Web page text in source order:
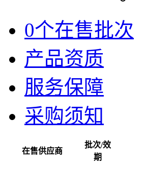
0个在售批次
产品资质
服务保障
采购须知
在售供应商
批次/效
期